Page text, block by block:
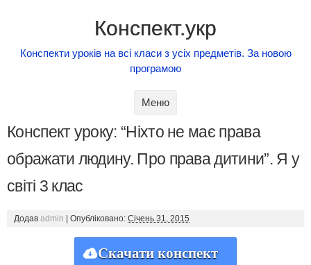
Конспект.укр
Конспекти уроків на всі класи з усіх предметів. За новою
програмою
Меню
Конспект уроку: “Ніхто не має права
ображати людину. Про права дитини”. Я у
світі 3 клас
Додав admin Опубліковано: Січень 31, 2015
Скачати конспект